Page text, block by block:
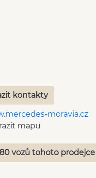
kontakty
moravia.cz
mapu
vozů tohoto prodejce